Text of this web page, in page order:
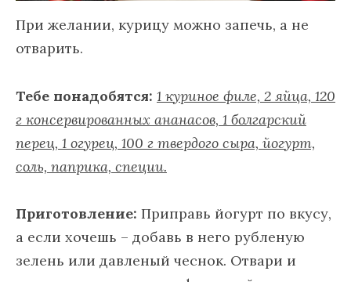
При желании, курицу можно запечь, а не
отварить.
Тебе понадобятся: 1 куриное филе, 2 яйца, 120
г консервированных ананасов, 1 болгарский
перец, 1 огурец, 100 г твердого сыра, йогурт,
соль, паприка, специи.
Приготовление: Приправь йогурт по вкусу,
а если хочешь – добавь в него рубленую
зелень или давленый чеснок. Отвари и